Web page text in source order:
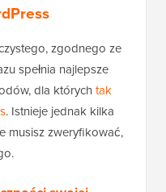
zgodnego ze
spełnia najlepsze
dla którychtak
. Istnieje jednak kilka
musisz zweryfikować,